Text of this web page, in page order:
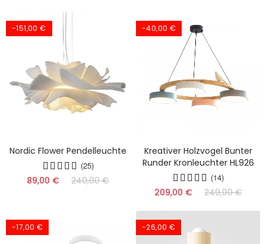
-151,00 €
Nordic Flower Pendelleuchte
(25)
89,00 € 240,00 €
-40,00 €
Kreativer Holzvogel Bunter
Runder Kronleuchter HL926
(14)
209,00 € 249,00 €
-17,00 € -26,00 €